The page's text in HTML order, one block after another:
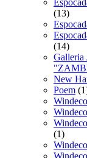
(13)
(14)
Galleria
New
Poem
(1)